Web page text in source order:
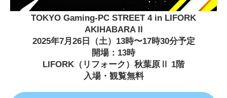
TOKYO Gaming-PC STREET 4 in LIFORK
AKIHABARA II
2025年7月26日（土）13時〜17時30分予定
開場：13時
LIFORK（リフォーク）秋葉原Ⅱ 1階
入場・観覧無料